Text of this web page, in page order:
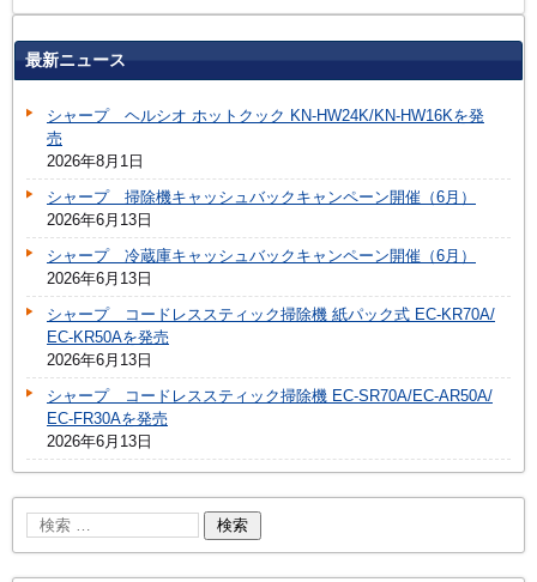
最新ニュース
シャープ ヘルシオ ホットクック KN-HW24K/KN-HW16Kを発
売
2026年8月1日
シャープ 掃除機キャッシュバックキャンペーン開催（6月）
2026年6月13日
シャープ 冷蔵庫キャッシュバックキャンペーン開催（6月）
2026年6月13日
シャープ コードレススティック掃除機 紙パック式 EC-KR70A/
EC-KR50Aを発売
2026年6月13日
シャープ コードレススティック掃除機 EC-SR70A/EC-AR50A/
EC-FR30Aを発売
2026年6月13日